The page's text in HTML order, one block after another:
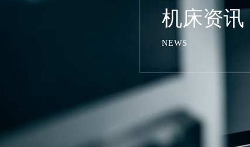
机床资讯
NEWS